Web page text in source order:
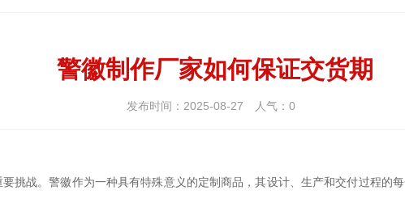
警徽制作厂家如何保证交货期
发布时间：2025-08-27 人气： 0
挑战。警徽作为一种具有特殊意义的定制商品，其设计、生产和交付过程的